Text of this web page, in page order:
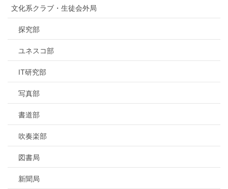
文化系クラブ・生徒会外局
探究部
ユネスコ部
IT研究部
写真部
書道部
吹奏楽部
図書局
新聞局